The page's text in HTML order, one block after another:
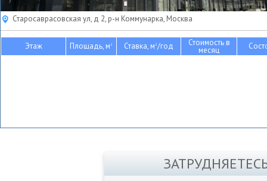
Старосаврасовская ул, д 2, р-н Коммунарка, Москва
Этаж Площадь, м2 Ставка, м2/год Стоимость в
месяц